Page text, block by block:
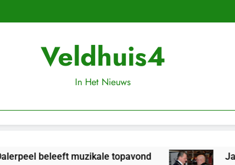
Veldhuis4
In Het Nieuws
beleeft muzikale topavond Jan